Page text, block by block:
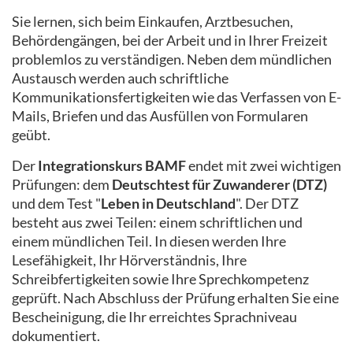
Sie lernen, sich beim Einkaufen, Arztbesuchen,
Behördengängen, bei der Arbeit und in Ihrer Freizeit
problemlos zu verständigen. Neben dem mündlichen
Austausch werden auch schriftliche
Kommunikationsfertigkeiten wie das Verfassen von E-
Mails, Briefen und das Ausfüllen von Formularen
geübt.
DerIntegrationskurs BAMFendet mit zwei wichtigen
Prüfungen: dem Deutschtest für Zuwanderer (DTZ)
und dem Test "Leben in Deutschland". Der DTZ
besteht aus zwei Teilen: einem schriftlichen und
einem mündlichen Teil. In diesen werden Ihre
Lesefähigkeit, Ihr Hörverständnis, Ihre
Schreibfertigkeiten sowie Ihre Sprechkompetenz
geprüft. Nach Abschluss der Prüfung erhalten Sie eine
Bescheinigung, die Ihr erreichtes Sprachniveau
dokumentiert.